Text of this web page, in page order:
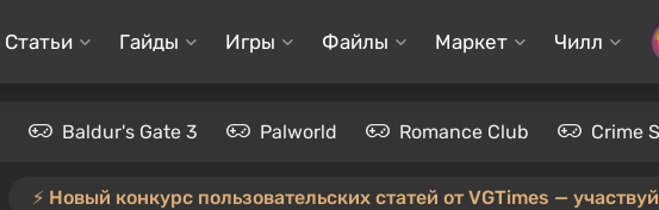
Статьи Гайды Игры Файлы Маркет Чилл
Baldur's Gate 3 Palworld Romance Club Crime
⚡️ Новый конкурс пользовательских статей от VGTimes —